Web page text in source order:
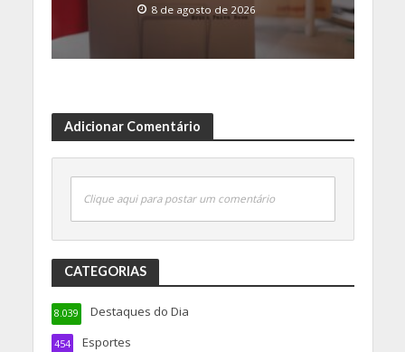
8 de agosto de 2026
Adicionar Comentário
Clique aqui para postar um comentário
CATEGORIAS
Destaques do Dia
8.039
Esportes
454